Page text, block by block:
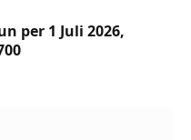
per 1 Juli 2026,